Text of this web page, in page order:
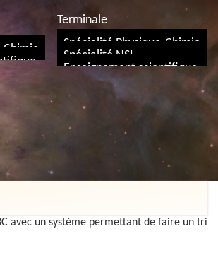
Chimie
Terminale
Spécialité Physique-Chimie
Spécialité NSI
Enseignement scientifique
avec un système permettant de faire un tri